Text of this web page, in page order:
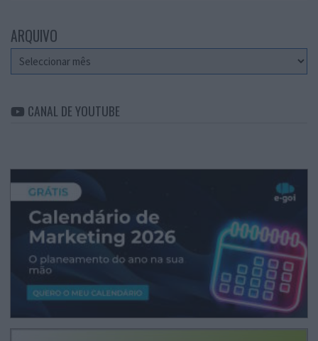
ARQUIVO
Arquivo
CANAL DE YOUTUBE